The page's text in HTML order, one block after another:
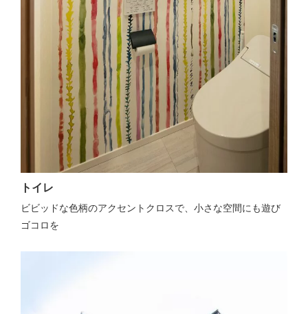
トイレ
ビビッドな色柄のアクセントクロスで、小さな空間にも遊び
ゴコロを